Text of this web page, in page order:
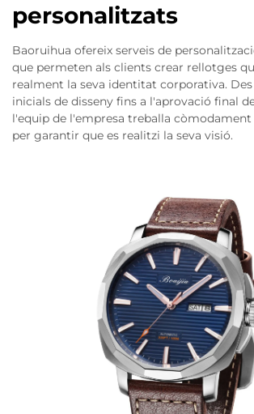
personalitzats
Baoruihua ofereix serveis de
que permeten als clients crear rellotges
realment la seva identitat corporativa.
inicials de disseny fins a l'aprovació final
l'equip de l'empresa treballa
per garantir que es realitzi la seva visió.